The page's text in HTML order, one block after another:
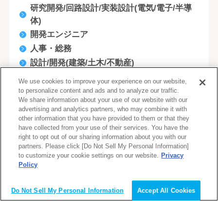
研究開発/回路設計/実装設計(電気/電子/半導
体)
開発エンジニア
人事・総務
設計/開発(建築/土木/不動産)
研究開発/生産/製造技術開発(化学/素材)
企画/商品開発/マーケティング
社内情報システム/EDP/MIS
テレフォンオペレーター
システムエンジニア
ネットワークエンジニア
その他技術系（機械／メカトロ）
労務
We use cookies to improve your experience on our website,
to personalize content and ads and to analyze our traffic.
We share information about your use of our website with our
advertising and analytics partners, who may combine it with
other information that you have provided to them or that they
have collected from your use of their services. You have the
right to opt out of our sharing information about you with our
partners. Please click [Do Not Sell My Personal Information]
to customize your cookie settings on our website. Privacy
Policy
Do Not Sell My Personal Information Accept All Cookies